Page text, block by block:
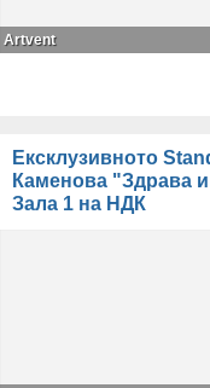
Artvent
Ексклузивното
Каменова "Здрава
Зала 1 на НДК